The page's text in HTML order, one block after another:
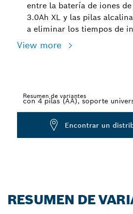
entre la batería de iones
3.0Ah XL y las pilas
a eliminar los tiempos de
View more
Resumen de variantes
Dropdown
Encontrar un
RESUMEN DE